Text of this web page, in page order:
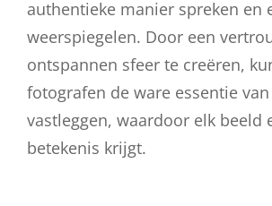
authentieke manier spreken en
weerspiegelen. Door een
ontspannen sfeer te creëren,
fotografen de ware essentie
vastleggen, waardoor elk beeld
betekenis krijgt.